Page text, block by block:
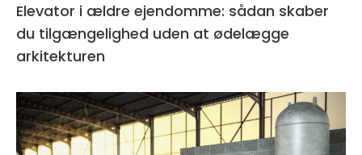
Elevator i ældre ejendomme: sådan skaber
du tilgængelighed uden at ødelægge
arkitekturen